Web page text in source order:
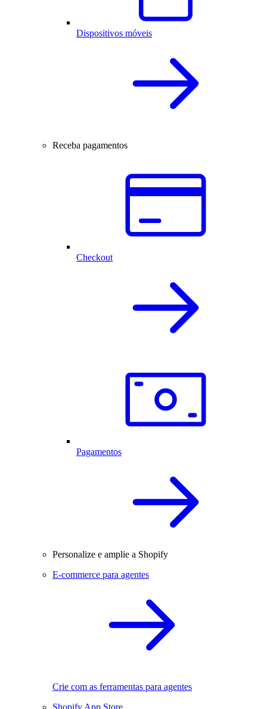
Dispositivos móveis
Receba pagamentos
Checkout
Pagamentos
Personalize e amplie a Shopify
E-commerce para agentes
Crie com as ferramentas para agentes
Shopify App Store